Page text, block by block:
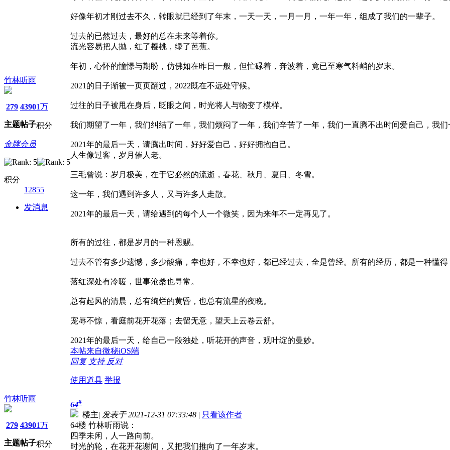
竹林听雨
279
主题
4390
帖子
1万
积分
金牌会员
积分
12855
发消息
好像年初才刚过去不久，转眼就已经到了年末，一天一天，一月一月，一年一年，组成了我们的一辈子。
过去的已然过去，最好的总在未来等着你。
流光容易把人抛，红了樱桃，绿了芭蕉。
年初，心怀的憧憬与期盼，仿佛如在昨日一般，但忙碌着，奔波着，竟已至寒气料峭的岁末。
2021的日子渐被一页页翻过，2022既在不远处守候。
过往的日子被甩在身后，眨眼之间，时光将人与物变了模样。
我们期望了一年，我们纠结了一年，我们烦闷了一年，我们辛苦了一年，我们一直腾不出时间爱自己，我们
2021年的最后一天，请腾出时间，好好爱自己，好好拥抱自己。
人生像过客，岁月催人老。
三毛曾说：岁月极美，在于它必然的流逝，春花、秋月、夏日、冬雪。
这一年，我们遇到许多人，又与许多人走散。
2021年的最后一天，请给遇到的每个人一个微笑，因为来年不一定再见了。
所有的过往，都是岁月的一种恩赐。
过去不管有多少遗憾，多少酸痛，幸也好，不幸也好，都已经过去，全是曾经。所有的经历，都是一种懂得
落红深处有冷暖，世事沧桑也寻常。
总有起风的清晨，总有绚烂的黄昏，也总有流星的夜晚。
宠辱不惊，看庭前花开花落；去留无意，望天上云卷云舒。
2021年的最后一天，给自己一段独处，听花开的声音，观叶绽的曼妙。
本帖来自微秘iOS端
回复 支持 反对
使用道具 举报
竹林听雨
279
主题
4390
帖子
1万
积分
64#
楼主| 发表于 2021-12-31 07:33:48 | 只看该作者
64楼 竹林听雨说：
四季未闲，人一路向前。
时光的轮，在花开花谢间，又把我们推向了一年岁末。